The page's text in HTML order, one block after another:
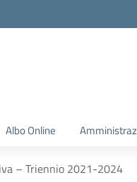
Albo Online
– Triennio 2021-2024